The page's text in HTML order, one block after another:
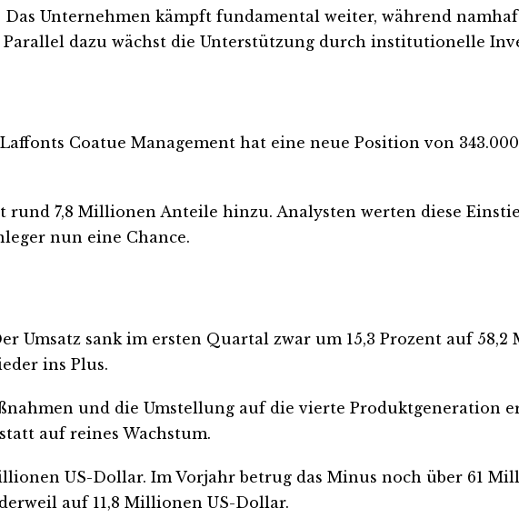
Das Unternehmen kämpft fundamental weiter, während
dazu wächst die Unterstützung durch institutionelle
Coatue Management hat eine neue Position von
7,8 Millionen Anteile hinzu. Analysten werten diese
nun eine Chance.
Umsatz sank im ersten Quartal zwar um 15,3 Prozent auf
ins Plus.
und die Umstellung auf die vierte Produktgeneration
auf reines Wachstum.
US-Dollar. Im Vorjahr betrug das Minus noch über 61
auf 11,8 Millionen US-Dollar.